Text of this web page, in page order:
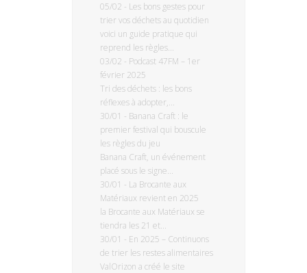
05/02 - Les bons gestes pour
trier vos déchets au quotidien
voici un guide pratique qui
reprend les règles...
03/02 - Podcast 47FM – 1er
février 2025
Tri des déchets : les bons
réflexes à adopter,...
30/01 - Banana Craft : le
premier festival qui bouscule
les règles du jeu
Banana Craft, un événement
placé sous le signe...
30/01 - La Brocante aux
Matériaux revient en 2025
la Brocante aux Matériaux se
tiendra les 21 et...
30/01 - En 2025 – Continuons
de trier les restes alimentaires
ValOrizon a créé le site